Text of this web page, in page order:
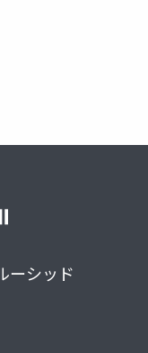
ーシッド